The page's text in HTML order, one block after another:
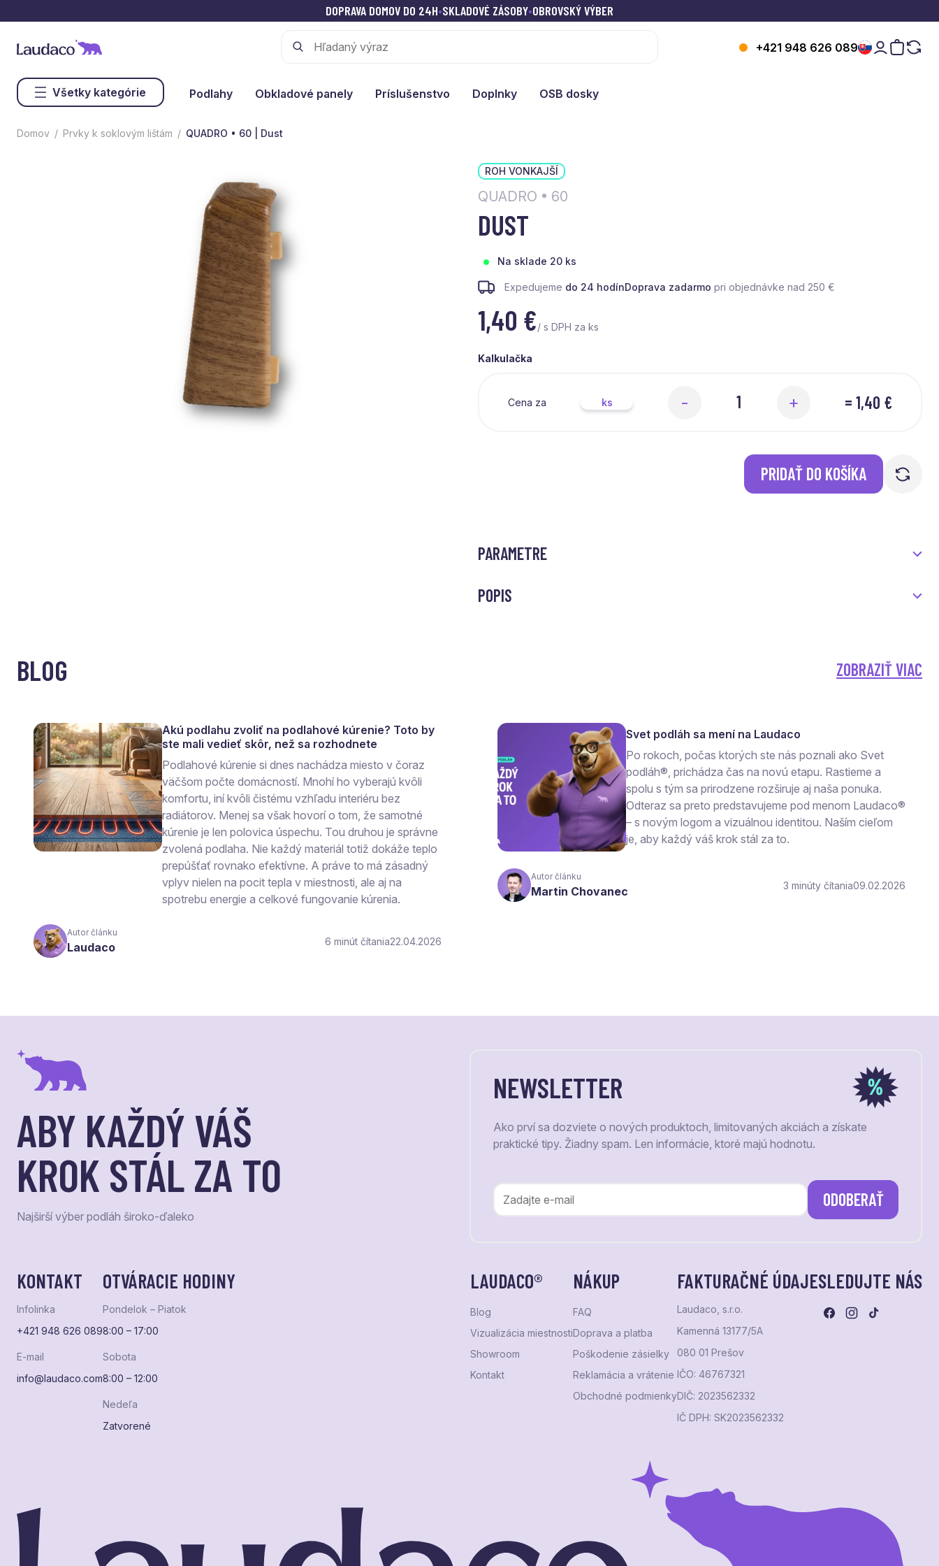
DOPRAVA DOMOV DO 24H•SKLADOVÉ ZÁSOBY•OBROVSKÝ VÝBER
+421 948 626 089
Všetky kategórie Podlahy Obkladové panely Príslušenstvo Doplnky OSB dosky
Domov Prvky k soklovým lištám QUADRO • 60 | Dust
ROH VONKAJŠÍ
QUADRO • 60
DUST
Na sklade 20 ks
Expedujeme do 24 hodínDoprava zadarmo pri objednávke nad 250 €
1,40 €/ s DPH za ks
Kalkulačka
Cena za ks - + =1,40 €
PRIDAŤ DO KOŠÍKA
PARAMETRE
POPIS
BLOG ZOBRAZIŤ VIAC
Akú podlahu zvoliť na podlahové kúrenie? Toto by
ste mali vedieť skôr, než sa rozhodnete
Podlahové kúrenie si dnes nachádza miesto v čoraz
väčšom počte domácností. Mnohí ho vyberajú kvôli
komfortu, iní kvôli čistému vzhľadu interiéru bez
radiátorov. Menej sa však hovorí o tom, že samotné
kúrenie je len polovica úspechu. Tou druhou je správne
zvolená podlaha. Nie každý materiál totiž dokáže teplo
prepúšťať rovnako efektívne. A práve to má zásadný
vplyv nielen na pocit tepla v miestnosti, ale aj na
spotrebu energie a celkové fungovanie kúrenia.
Autor článku
Laudaco 6 čítania22.04.2026
Svet podláh sa mení na Laudaco
Po rokoch, počas ktorých ste nás poznali ako Svet
podláh®, prichádza čas na novú etapu. Rastieme a
spolu s tým sa prirodzene rozširuje aj naša ponuka.
Odteraz sa preto predstavujeme pod menom Laudaco®
– s novým logom a vizuálnou identitou. Naším cieľom
je, aby každý váš krok stál za to.
Autor článku
Martin Chovanec 3 čítania09.02.2026
ABY KAŽDÝ VÁŠ
KROK STÁL ZA TO
Najširší výber podláh široko-ďaleko
NEWSLETTER
Ako prví sa dozviete o nových produktoch, limitovaných akciách a získate
praktické tipy. Žiadny spam. Len informácie, ktoré majú hodnotu.
ODOBERAŤ
KONTAKT
Infolinka
+421 948 626 089
E-mail
info@laudaco.com
OTVÁRACIE HODINY
Pondelok – Piatok
8:00 – 17:00
Sobota
8:00 – 12:00
Nedeľa
Zatvorené
LAUDACO®
Blog
Vizualizácia miestnosti
Showroom
Kontakt
NÁKUP
FAQ
Doprava a platba
Poškodenie zásielky
Reklamácia a vrátenie
Obchodné podmienky
FAKTURAČNÉ ÚDAJE
Laudaco, s.r.o.
Kamenná 13177/5A
080 01 Prešov
IČO: 46767321
DIČ: 2023562332
IČ DPH: SK2023562332
SLEDUJTE NÁS